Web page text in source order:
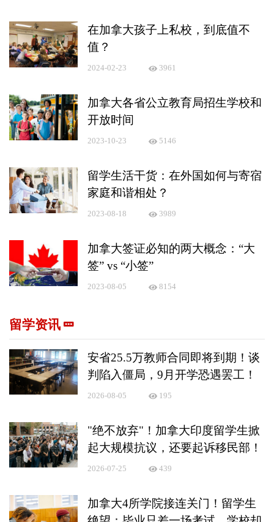
在加拿大孩子上私校，到底值不
值？
2024-02-23 3961
加拿大各省公立教育局招生学校和
开放时间
2023-10-23 5146
留学生活干货：在外国如何与寄宿
家庭和谐相处？
2023-08-18 3989
加拿大签证必知的两大概念：“大
签” vs “小签”
2023-08-05 8154
留学资讯
安省25.5万教师合同即将到期！谈
判陷入僵局，9月开学恐遇罢工！
2026-08-05 195
"绝不放弃"！加拿大印度留学生掀
起大规模抗议，还要起诉移民部！
2026-07-25 439
加拿大4所学院接连关门！留学生